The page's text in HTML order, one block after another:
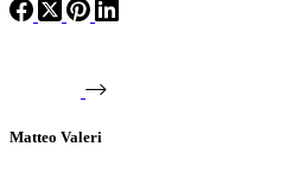
Matteo Valeri